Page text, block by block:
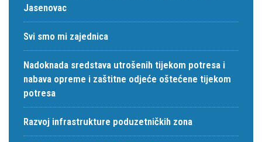
Jasenovac
Svi smo mi zajednica
Nadoknada sredstava utrošenih tijekom potresa i
nabava opreme i zaštitne odjeće oštećene tijekom
potresa
Razvoj infrastrukture poduzetničkih zona